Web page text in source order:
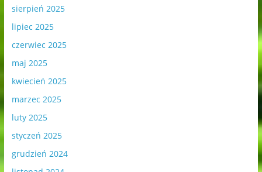
sierpień 2025
lipiec 2025
czerwiec 2025
maj 2025
kwiecień 2025
marzec 2025
luty 2025
styczeń 2025
grudzień 2024